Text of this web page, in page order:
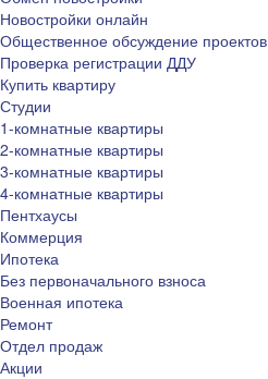
Новостройки онлайн
Общественное обсуждение проектов
Проверка регистрации ДДУ
Купить квартиру
Студии
1-комнатные квартиры
2-комнатные квартиры
3-комнатные квартиры
4-комнатные квартиры
Пентхаусы
Коммерция
Ипотека
Без первоначального взноса
Военная ипотека
Ремонт
Отдел продаж
Акции